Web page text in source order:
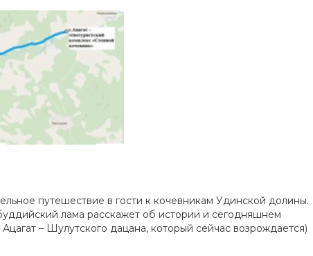
путешествие в гости к кочевникам Удинской долины.
лама расскажет об истории и сегодняшнем
– Шулутского дацана, который сейчас возрождается)